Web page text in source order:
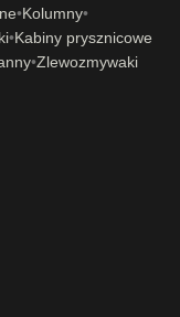
•Kolumny•
•Kabiny prysznicowe
•Zlewozmywaki